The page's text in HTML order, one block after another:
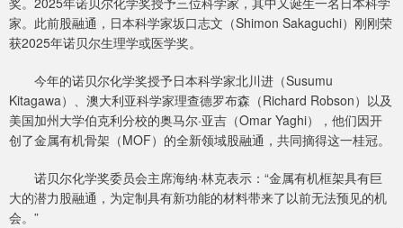
家。此前股融通，日本科学家坂口志文（Shimon Sakaguchi）刚刚荣
获2025年诺贝尔生理学或医学奖。
今年的诺贝尔化学奖授予日本科学家北川进（Susumu
Kitagawa）、澳大利亚科学家理查德罗布森（Richard Robson）以及
美国加州大学伯克利分校的奥马尔·亚吉（Omar Yaghi），他们因开
创了金属有机骨架（MOF）的全新领域股融通，共同摘得这一桂冠。
诺贝尔化学奖委员会主席海纳·林克表示：“金属有机框架具有巨
大的潜力股融通，为定制具有新功能的材料带来了以前无法预见的机
会。”